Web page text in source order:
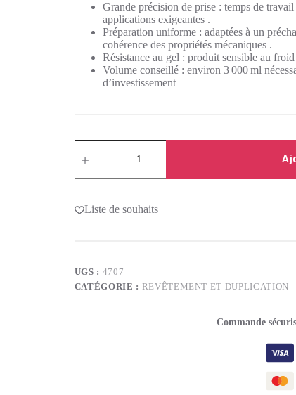
Grande précision de prise : temps de
applications exigeantes.
Préparation uniforme : adaptées à un
cohérence des propriétés mécaniques.
Résistance au gel : produit sensible au
Volume conseillé : environ 3 000 ml
d’investissement
Liste de souhaits
UGS : 4707
CATÉGORIE : REVÊTEMENT ET DUPLICATION
Commande